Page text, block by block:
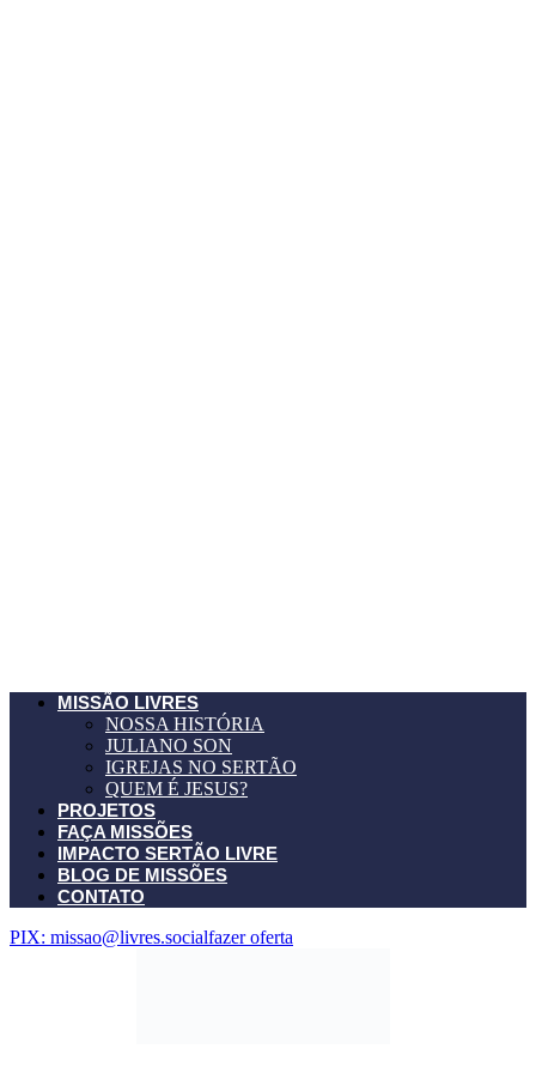
MISSÃO LIVRES
NOSSA HISTÓRIA
JULIANO SON
IGREJAS NO SERTÃO
QUEM É JESUS?
PROJETOS
FAÇA MISSÕES
IMPACTO SERTÃO LIVRE
BLOG DE MISSÕES
CONTATO
PIX: missao@livres.socialfazer oferta